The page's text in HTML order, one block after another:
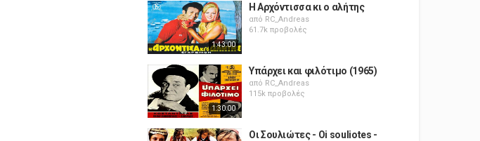
1:43:00
Η Αρχόντισσα κι ο αλήτης
από RC_Andreas
61.7k προβολές
1:30:00
Υπάρχει και φιλότιμο (1965)
από RC_Andreas
115k προβολές
Οι Σουλιώτες - Oi souliotes -